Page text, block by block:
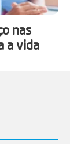
nas
a vida